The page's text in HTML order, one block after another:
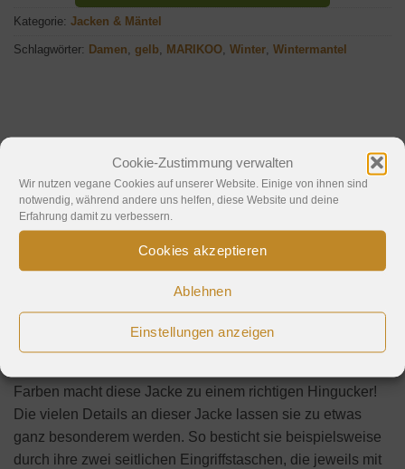
Cookie-Zustimmung verwalten
Wir nutzen vegane Cookies auf unserer Website. Einige von ihnen sind
notwendig, während andere uns helfen, diese Website und deine
Erfahrung damit zu verbessern.
Cookies akzeptieren
Ablehnen
Einstellungen anzeigen
Kategorie: Jacken & Mäntel
Schlagwörter: Damen, gelb, MARIKOO, Winter, Wintermantel
Hinweise
MARIKOO „Nekoo“ gibt es in 7 Farben.
Fühjahrstage. Durch den leicht taillierten Schnitt hat diese
Jacke eine perfekte Passform und ist durch das weiche
und angenehme Obermaterial sehr bequem zu tragen. Das
Farben macht diese Jacke zu einem richtigen Hingucker!
Die vielen Details an dieser Jacke lassen sie zu etwas
ganz besonderem werden. So besticht sie beispielsweise
durch ihre zwei seitlichen Eingriffstaschen, die jeweils mit